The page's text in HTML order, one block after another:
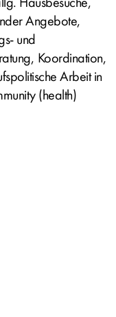
Angebote,
und
Koordination,
Arbeit in
(health)